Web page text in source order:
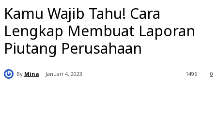
Kamu Wajib Tahu! Cara
Lengkap Membuat Laporan
Piutang Perusahaan​
By Mina Januari 4, 2023 0
1496